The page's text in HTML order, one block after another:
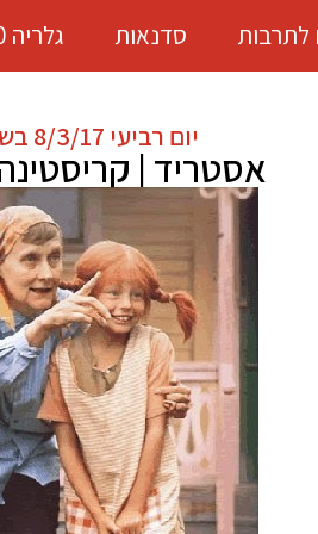
לתרבות סדנאות גלריה 10
יום רביעי 8/3/17 בשעה 20:30
אסטריד |